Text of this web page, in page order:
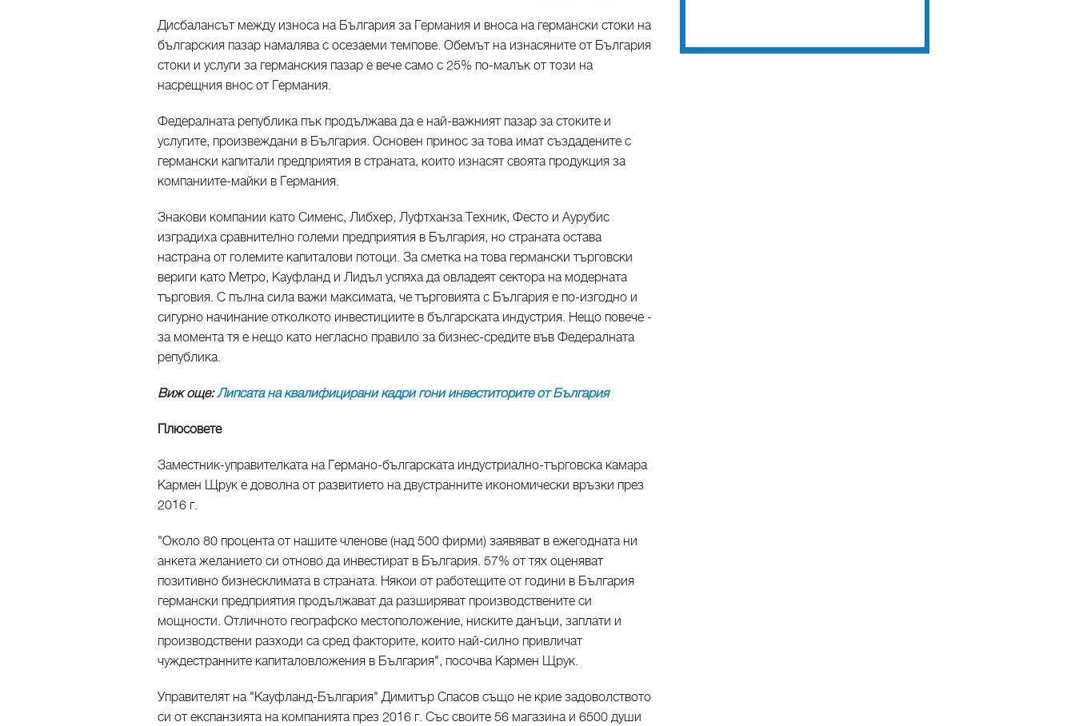
Дисбалансът между износа на България за Германия и вноса на германски стоки на
българския пазар намалява с осезаеми темпове. Обемът на изнасяните от България
стоки и услуги за германския пазар е вече само с 25% по-малък от този на
насрещния внос от Германия.
Федералната република пък продължава да е най-важният пазар за стоките и
услугите, произвеждани в България. Основен принос за това имат създадените с
германски капитали предприятия в страната, които изнасят своята продукция за
компаниите-майки в Германия.
Знакови компании като Сименс, Либхер, Луфтханза Техник, Фесто и Аурубис
изградиха сравнително големи предприятия в България, но страната остава
настрана от големите капиталови потоци. За сметка на това германски търговски
вериги като Метро, Кауфланд и Лидъл успяха да овладеят сектора на модерната
търговия. С пълна сила важи максимата, че търговията с България е по-изгодно и
сигурно начинание отколкото инвестициите в българската индустрия. Нещо повече -
за момента тя е нещо като негласно правило за бизнес-средите във Федералната
република.
Виж още:Липсата на квалифицирани кадри гони инвеститорите от България
Плюсовете
Заместник-управителката на Германо-българската индустриално-търговска камара
Кармен Щрук е доволна от развитието на двустранните икономически връзки през
2016 г.
"Около 80 процента от нашите членове (над 500 фирми) заявяват в ежегодната ни
анкета желанието си отново да инвестират в България. 57% от тях оценяват
позитивно бизнесклимата в страната. Някои от работещите от години в България
германски предприятия продължават да разширяват производствените си
мощности. Отличното географско местоположение, ниските данъци, заплати и
производствени разходи са сред факторите, които най-силно привличат
чуждестранните капиталовложения в България", посочва Кармен Щрук.
Управителят на "Кауфланд-България" Димитър Спасов също не крие задоволството
си от експанзията на компанията през 2016 г. Със своите 56 магазина и 6500 души